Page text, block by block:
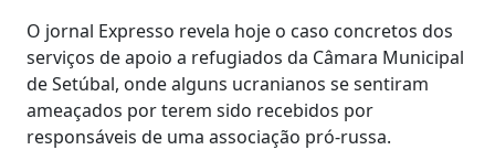
O jornal Expresso revela hoje o caso concretos dos
serviços de apoio a refugiados da Câmara Municipal
de Setúbal, onde alguns ucranianos se sentiram
ameaçados por terem sido recebidos por
responsáveis de uma associação pró-russa.